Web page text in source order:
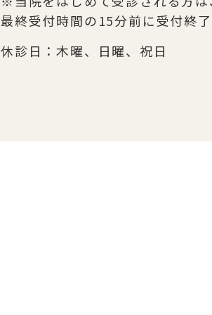
最終受付時間の15分前に受付終了
休診日：木曜、日曜、祝日